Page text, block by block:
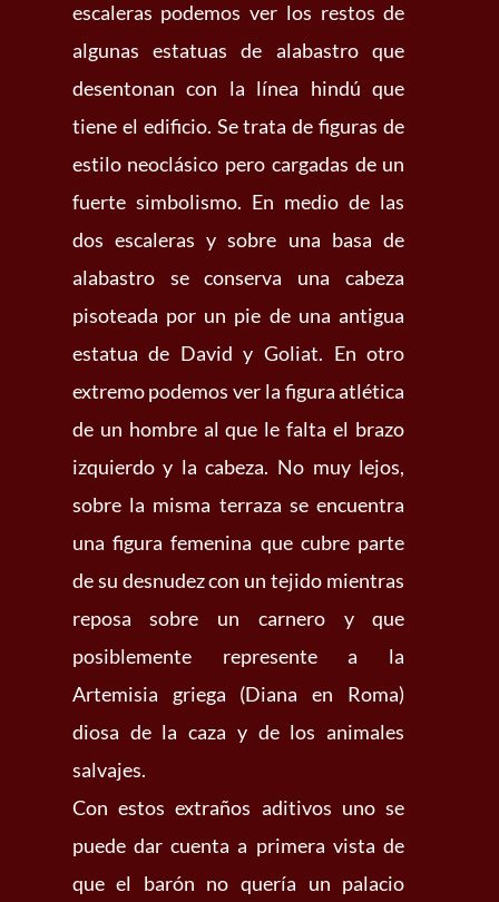
escaleras podemos ver los restos de
algunas estatuas de alabastro que
desentonan con la línea hindú que
tiene el edificio. Se trata de figuras de
estilo neoclásico pero cargadas de un
fuerte simbolismo. En medio de las
dos escaleras y sobre una basa de
alabastro se conserva una cabeza
pisoteada por un pie de una antigua
estatua de David y Goliat. En otro
extremo podemos ver la figura atlética
de un hombre al que le falta el brazo
izquierdo y la cabeza. No muy lejos,
sobre la misma terraza se encuentra
una figura femenina que cubre parte
de su desnudez con un tejido mientras
reposa sobre un carnero y que
posiblemente represente a la
Artemisia griega (Diana en Roma)
diosa de la caza y de los animales
salvajes.
Con estos extraños aditivos uno se
puede dar cuenta a primera vista de
que el barón no quería un palacio